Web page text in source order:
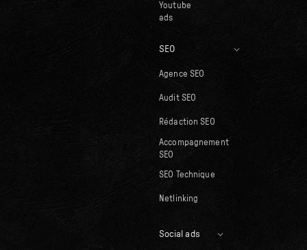
Youtube
ads
SEO
Agence SEO
Audit SEO
Rédaction SEO
Accompagnement
SEO
SEO Technique
Netlinking
Social ads